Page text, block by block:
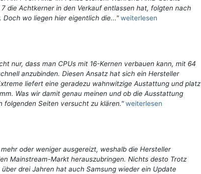
die Achtkerner in den Verkauf entlassen hat, folgten nach
wo liegen hier eigentlich die..." weiterlesen
nur, dass man CPUs mit 16-Kernen verbauen kann, mit 64
anzubinden. Diesen Ansatz hat sich ein Hersteller
liefert eine geradezu wahnwitzige Austattung und platz
Was wir damit genau meinen und ob die Ausstattung
Seiten versucht zu klären." weiterlesen
oder weniger ausgereizt, weshalb die Hersteller
Mainstream-Markt herauszubringen. Nichts desto Trotz
drei Jahren hat auch Samsung wieder ein Update